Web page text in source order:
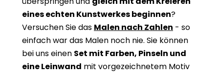
eines echten Kunstwerkes beginnen?
Versuchen Sie das Malen nach Zahlen - so
einfach war das Malen noch nie. Sie können
bei uns einen Set mit Farben, Pinseln und
eine Leinwand mit vorgezeichnetem Motiv